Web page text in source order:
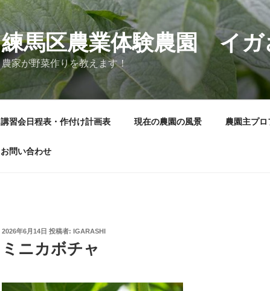
練馬区農業体験農園 イガ
農家が野菜作りを教えます！
講習会日程表・作付け計画表 現在の農園の風景 農園主プロ
お問い合わせ
投
日:
2026年6月14日 投稿者: IGARASHI
ミニカボチャ